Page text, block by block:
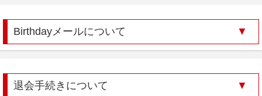
Birthdayメールについて
退会手続きについて